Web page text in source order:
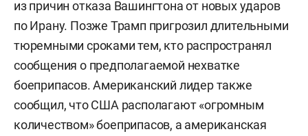
из причин отказа Вашингтона от новых ударов
по Ирану. Позже Трамп пригрозил длительными
тюремными сроками тем, кто распространял
сообщения о предполагаемой нехватке
боеприпасов. Американский лидер также
сообщил, что США располагают «огромным
количеством» боеприпасов, а американская